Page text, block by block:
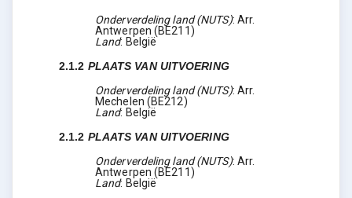
Onderverdeling land (NUTS): Arr.
Antwerpen (BE211)
Land: België
2.1.2 PLAATS VAN UITVOERING
Onderverdeling land (NUTS): Arr.
Mechelen (BE212)
Land: België
2.1.2 PLAATS VAN UITVOERING
Onderverdeling land (NUTS): Arr.
Antwerpen (BE211)
Land: België